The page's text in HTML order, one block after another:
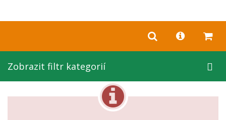
Zobrazit filtr kategorií